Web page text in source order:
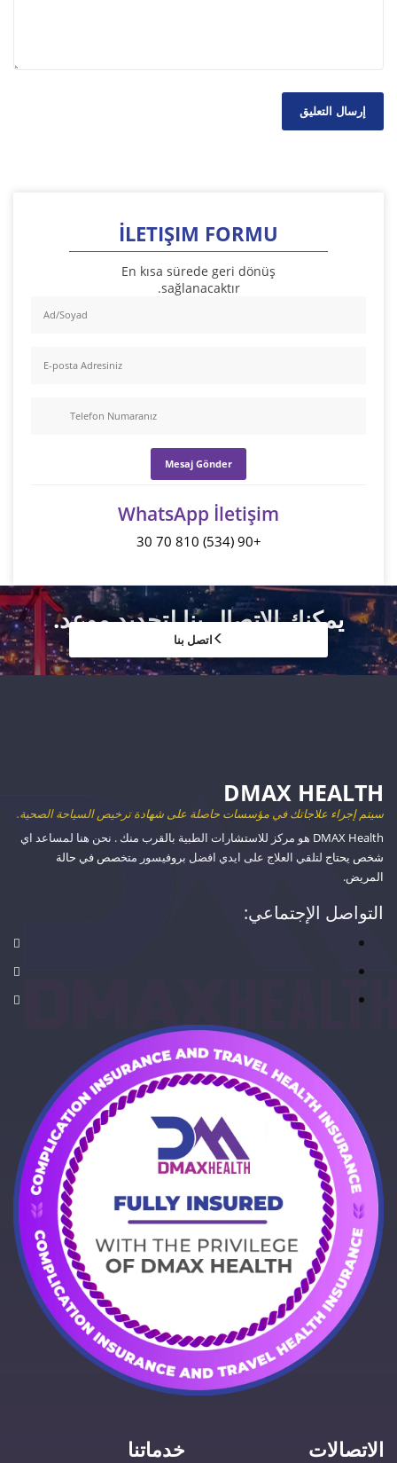
İLETIŞIM FORMU
En kısa sürede geri dönüş
sağlanacaktır.
WhatsApp İletişim
+90 (534) 810 70 30
يمكنك الاتصال بنا لتحديد موعد.
اتصل بنا
سيتم إجراء علاجاتك في مؤسسات حاصلة على شهادة ترخيص السياحة الصحية.
DMAX Health هو مركز للاستشارات الطبية بالقرب منك . نحن هنا لمساعد اي
شخص يحتاج لتلقي العلاج على ايدي افضل بروفيسور متخصص في حالة
المريض.
التواصل الإجتماعي:
خدماتنا الاتصالات